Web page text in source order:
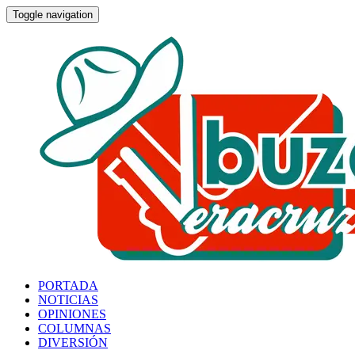
Toggle navigation
PORTADA
NOTICIAS
OPINIONES
COLUMNAS
DIVERSIÓN